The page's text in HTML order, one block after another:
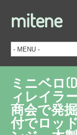
mitene
ミニベロ
ィレイラ
商会で発
付でロッ